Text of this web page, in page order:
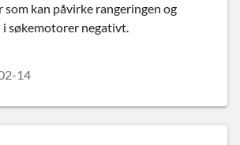
som kan påvirke rangeringen og
søkemotorer negativt.
14